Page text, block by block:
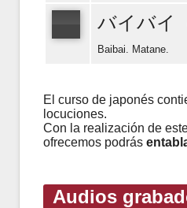
バイバイ
Baibai. Matane.
El curso de japonés
locuciones.
Con la realización de
ofrecemos podrás
Audios